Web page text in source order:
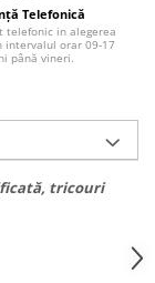
Telefonică
telefonic in alegerea
intervalul orar 09-17
până vineri.
tricouri